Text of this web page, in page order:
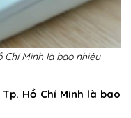
Chí Minh là bao nhiêu
Hồ Chí Minh là bao